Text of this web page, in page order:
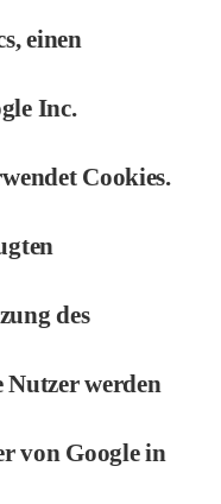
einen
Inc.
Cookies.
des
Nutzer werden
von Google in